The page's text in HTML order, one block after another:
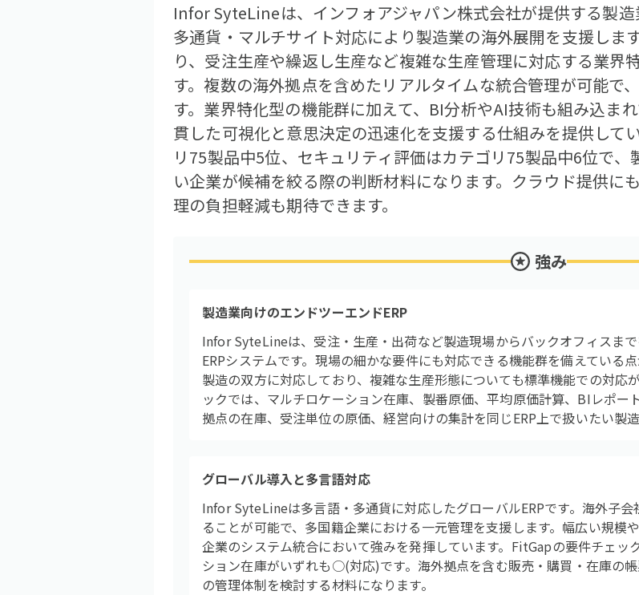
Infor SyteLineは、インフォアジャパン株式会社が提供する製造
多通貨・マルチサイト対応により製造業の海外展開を支援しま
り、受注生産や繰返し生産など複雑な生産管理に対応する業界
す。複数の海外拠点を含めたリアルタイムな統合管理が可能で
す。業界特化型の機能群に加えて、BI分析やAI技術も組み込ま
貫した可視化と意思決定の迅速化を支援する仕組みを提供して
リ75製品中5位、セキュリティ評価はカテゴリ75製品中6位で
い企業が候補を絞る際の判断材料になります。クラウド提供に
理の負担軽減も期待できます。
強み
製造業向けのエンドツーエンドERP
Infor SyteLineは、受注・生産・出荷など製造現場からバックオフィスま
ERPシステムです。現場の細かな要件にも対応できる機能群を備えている
製造の双方に対応しており、複雑な生産形態についても標準機能での対応
ックでは、マルチロケーション在庫、製番原価、平均原価計算、BIレポ
拠点の在庫、受注単位の原価、経営向けの集計を同じERP上で扱いたい製
グローバル導入と多言語対応
Infor SyteLineは多言語・多通貨に対応したグローバルERPです。海外子
ることが可能で、多国籍企業における一元管理を支援します。幅広い規模
企業のシステム統合において強みを発揮しています。FitGapの要件チェッ
ション在庫がいずれも○(対応)です。海外拠点を含む販売・購買・在庫の
の管理体制を検討する材料になります。